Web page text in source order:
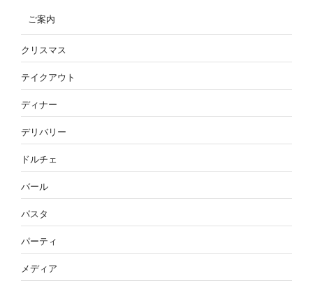
ご案内
クリスマス
テイクアウト
ディナー
デリバリー
ドルチェ
バール
パスタ
パーティ
メディア